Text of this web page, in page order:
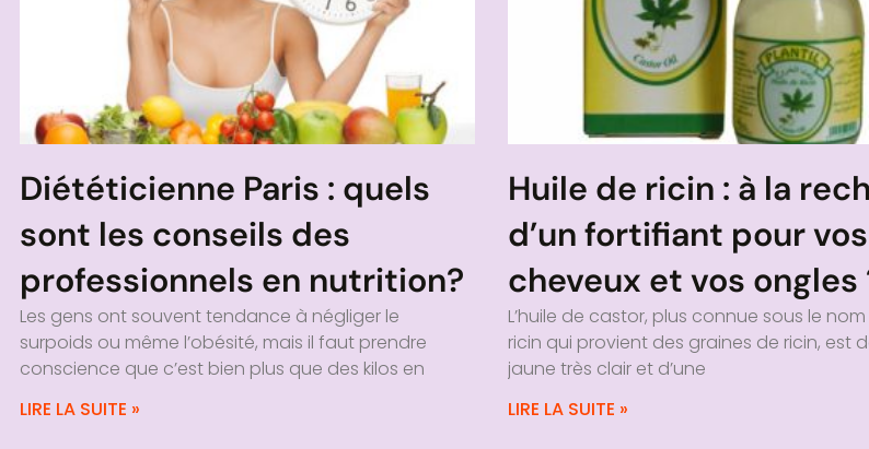
Diététicienne Paris : quels
sont les conseils des
professionnels en nutrition?
Les gens ont souvent tendance à négliger le
surpoids ou même l’obésité, mais il faut prendre
conscience que c’est bien plus que des kilos en
LIRE LA SUITE »
Huile de ricin : à la
d’un fortifiant pour vos
cheveux et vos ongles
L’huile de castor, plus connue sous le nom
ricin qui provient des graines de ricin, est
jaune très clair et d’une
LIRE LA SUITE »